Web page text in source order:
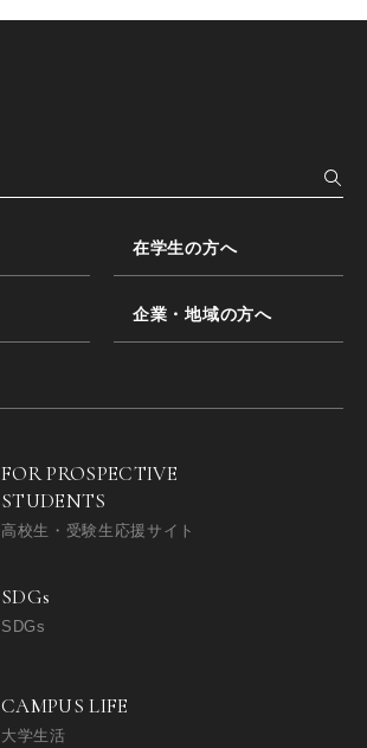
在学生の方へ
企業・地域の方へ
FOR PROSPECTIVE
STUDENTS
高校生・受験生応援サイト
SDGs
SDGs
CAMPUS LIFE
大学生活